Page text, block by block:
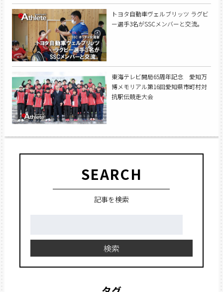
トヨタ自動車ヴェルブリッツ ラグビ
ー選手3名がSSCメンバーと交流。
東海テレビ開局65周年記念 愛知万
博メモリアル第16回愛知県市町村対
抗駅伝競走大会
SEARCH
記事を検索
検索